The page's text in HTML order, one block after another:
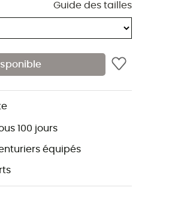
Guide des tailles
100 jours
équipés